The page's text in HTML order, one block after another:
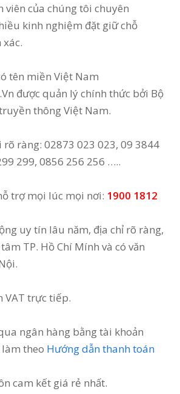
viên của chúng tôi chuyên
kinh nghiệm đặt giữ chỗ
xác.
tên miền Việt Nam
được quản lý chính thức bởi Bộ
thông Việt Nam.
rõ ràng: 02873 023 023, 09 3844
299, 0856 256 256 …..
trợ mọi lúc mọi nơi: 1900 1812
uy tín lâu năm, địa chỉ rõ ràng,
TP. Hồ Chí Mính và có văn
VAT trực tiếp.
ngân hàng bằng tài khoản
theo Hướng dẫn thanh toán
cam kết giá rẻ nhất.